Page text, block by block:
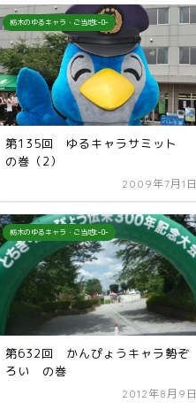
栃木のゆるキャラ・ご当地ﾋｰﾛｰ
第135回 ゆるキャラサミット
の巻（2）
2009年7月1日
栃木のゆるキャラ・ご当地ﾋｰﾛｰ
第632回 かんぴょうキャラ勢ぞ
ろい の巻
2012年8月9日